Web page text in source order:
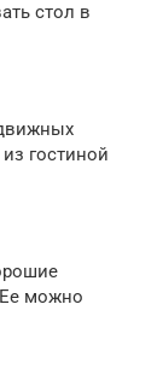
стол в
гостиной
можно